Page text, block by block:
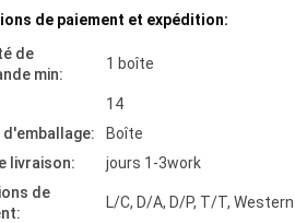
de paiement et expédition:
de
min:
1 boîte
14
Boîte
livraison:
jours 1-3work
de
L/C, D/A, D/P, T/T,